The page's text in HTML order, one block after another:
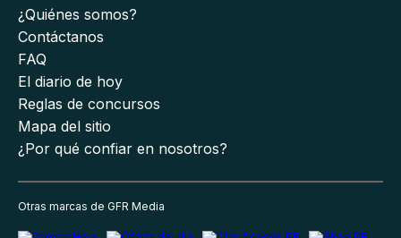
¿Quiénes somos?
Contáctanos
FAQ
El diario de hoy
Reglas de concursos
Mapa del sitio
¿Por qué confiar en nosotros?
Otras marcas de GFR Media